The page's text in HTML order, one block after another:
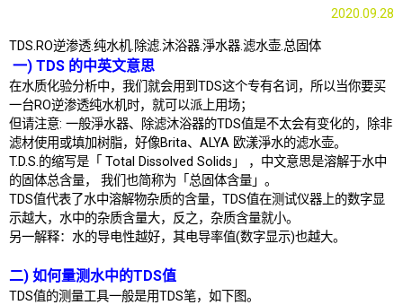
2020.09.28
TDS.RO逆渗透.纯水机.除滤.沐浴器.淨水器.滤水壶.总固体
一) TDS 的中英文意思
在水质化验分析中，我们就会用到TDS这个专有名词，所以当你要买
一台RO逆渗透纯水机时，就可以派上用场；
但请注意: 一般淨水器、除滤沐浴器的TDS值是不太会有变化的，除非
滤材使用或填加树脂，好像Brita、ALYA 欧漾淨水的滤水壶。
T.D.S.的缩写是「 Total Dissolved Solids」 ，中文意思是溶解于水中
的固体总含量， 我们也简称为「总固体含量」。
TDS值代表了水中溶解物杂质的含量，TDS值在测试仪器上的数字显
示越大，水中的杂质含量大，反之，杂质含量就小。
另一解释：水的导电性越好，其电导率值(数字显示)也越大。
二) 如何量测水中的TDS值
TDS值的测量工具一般是用TDS笔，如下图。